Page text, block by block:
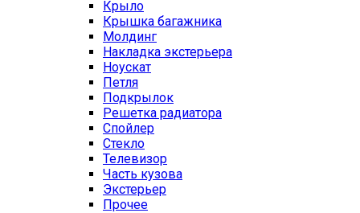
Крыло
Крышка багажника
Молдинг
Накладка экстерьера
Ноускат
Петля
Подкрылок
Решетка радиатора
Спойлер
Стекло
Телевизор
Часть кузова
Экстерьер
Прочее